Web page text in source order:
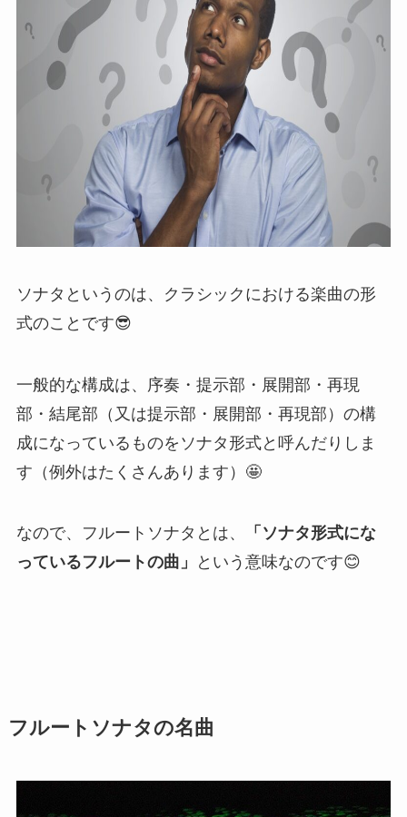
ソナタというのは、クラシックにおける楽曲の形
式のことです😎
一般的な構成は、序奏・提示部・展開部・再現
部・結尾部（又は提示部・展開部・再現部）の構
成になっているものをソナタ形式と呼んだりしま
す（例外はたくさんあります）🤩
なので、フルートソナタとは、
「ソナタ形式にな
っているフルートの曲」
という意味なのです😊
フルートソナタの名曲